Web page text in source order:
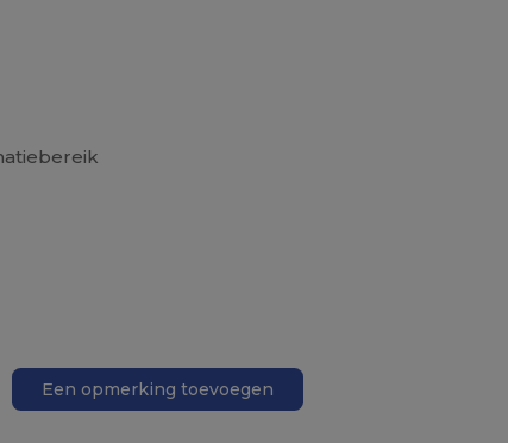
Een opmerking toevoegen